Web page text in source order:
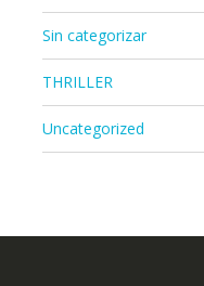
Sin categorizar
THRILLER
Uncategorized